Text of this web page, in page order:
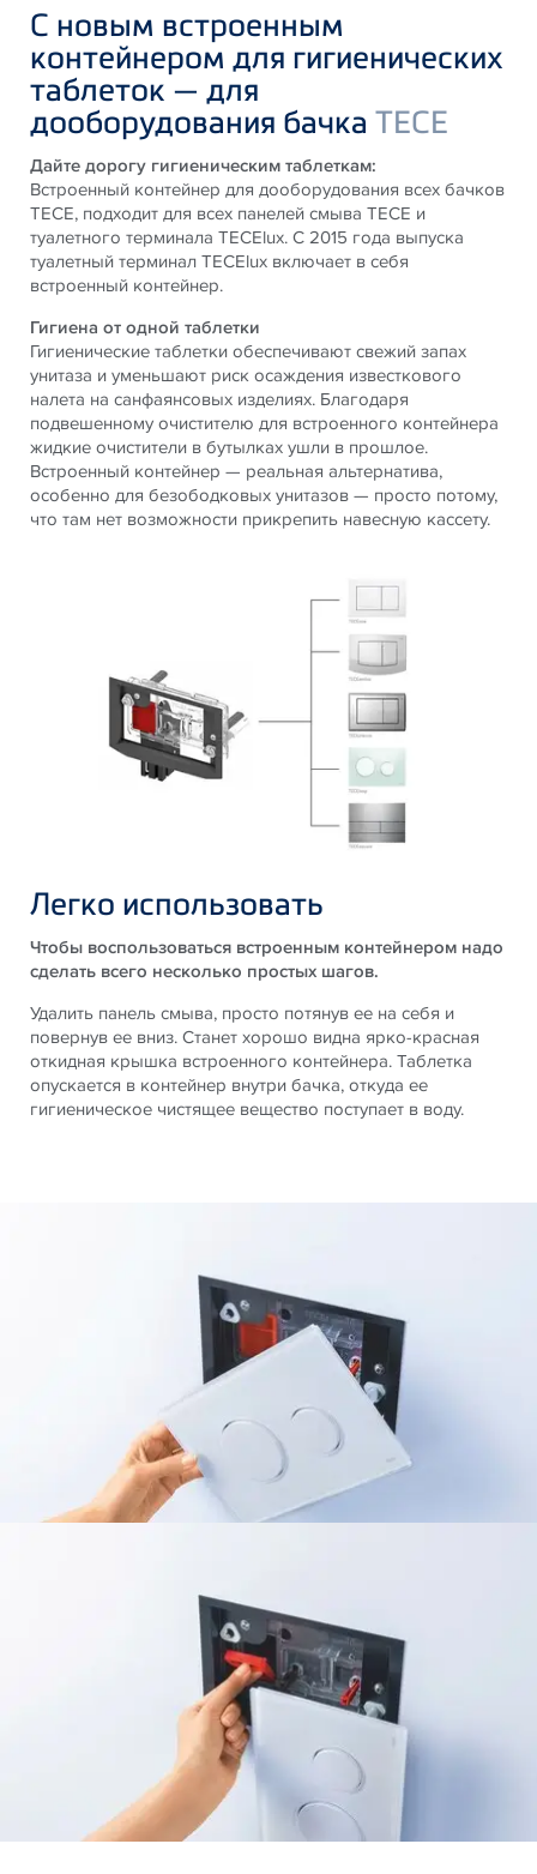
С новым встроенным
контейнером для гигиенических
таблеток — для
дооборудования бачка TECE
Дайте дорогу гигиеническим таблеткам:
Встроенный контейнер для дооборудования всех бачков
TECE, подходит для всех панелей смыва TECE и
туалетного терминала TECElux. С 2015 года выпуска
туалетный терминал TECElux включает в себя
встроенный контейнер.
Гигиена от одной таблетки
Гигиенические таблетки обеспечивают свежий запах
унитаза и уменьшают риск осаждения известкового
налета на санфаянсовых изделиях. Благодаря
подвешенному очистителю для встроенного контейнера
жидкие очистители в бутылках ушли в прошлое.
Встроенный контейнер — реальная альтернатива,
особенно для безободковых унитазов — просто потому,
что там нет возможности прикрепить навесную кассету.
Легко использовать
Чтобы воспользоваться встроенным контейнером надо
сделать всего несколько простых шагов.
Удалить панель смыва, просто потянув ее на себя и
повернув ее вниз. Станет хорошо видна ярко-красная
откидная крышка встроенного контейнера. Таблетка
опускается в контейнер внутри бачка, откуда ее
гигиеническое чистящее вещество поступает в воду.